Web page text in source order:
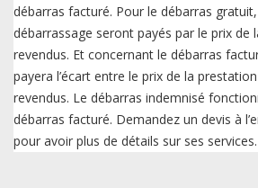
débarras facturé. Pour le débarras
débarrassage seront payés par le prix de
revendus. Et concernant le débarras
payera l’écart entre le prix de la
revendus. Le débarras indemnisé
débarras facturé. Demandez un devis à
pour avoir plus de détails sur ses services.